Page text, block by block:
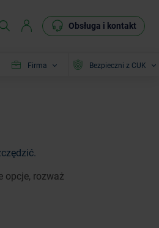
Obsługa i kontakt
Firma Bezpieczni z CUK
opcje, rozważ